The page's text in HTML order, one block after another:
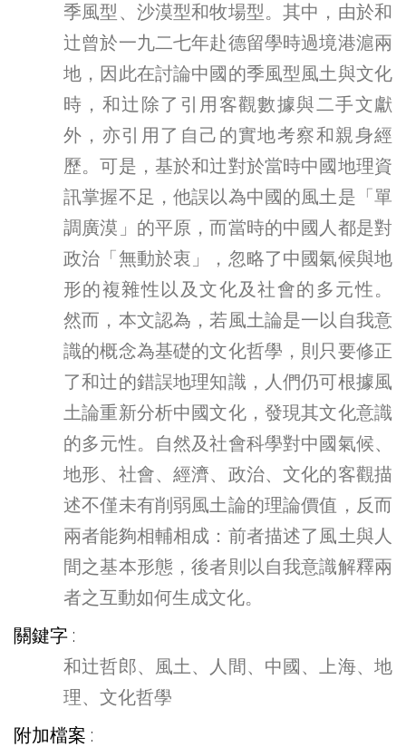
季風型、沙漠型和牧場型。其中，由於和
辻曾於一九二七年赴德留學時過境港滬兩
地，因此在討論中國的季風型風土與文化
時，和辻除了引用客觀數據與二手文獻
外，亦引用了自己的實地考察和親身經
歷。可是，基於和辻對於當時中國地理資
訊掌握不足，他誤以為中國的風土是「單
調廣漠」的平原，而當時的中國人都是對
政治「無動於衷」，忽略了中國氣候與地
形的複雜性以及文化及社會的多元性。
然而，本文認為，若風土論是一以自我意
識的概念為基礎的文化哲學，則只要修正
了和辻的錯誤地理知識，人們仍可根據風
土論重新分析中國文化，發現其文化意識
的多元性。自然及社會科學對中國氣候、
地形、社會、經濟、政治、文化的客觀描
述不僅未有削弱風土論的理論價值，反而
兩者能夠相輔相成：前者描述了風土與人
間之基本形態，後者則以自我意識解釋兩
者之互動如何生成文化。
關鍵字
和辻哲郎、風土、人間、中國、上海、地
理、文化哲學
附加檔案